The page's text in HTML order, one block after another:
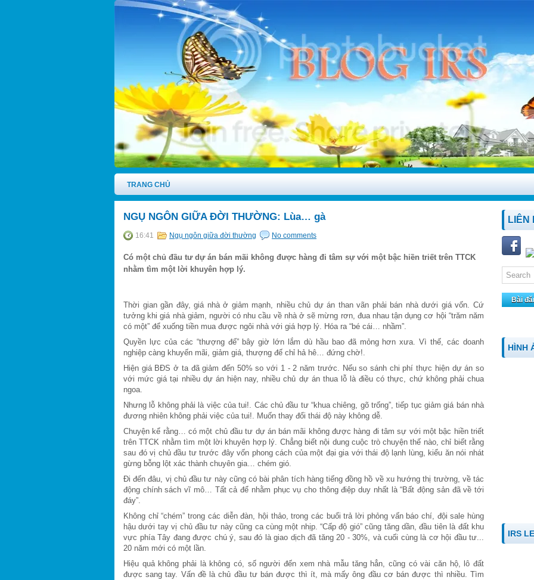
TRANG CHỦ
NGỤ NGÔN GIỮA ĐỜI THƯỜNG: Lùa… gà
16:41 Ngụ ngôn giữa đời thường No comments
Có một chủ đầu tư dự án bán mãi không được hàng đi tâm sự với một bậc hiền triết trên TTCK
nhằm tìm một lời khuyên hợp lý.
Thời gian gần đây, giá nhà ở giảm mạnh, nhiều chủ dự án than vãn phải bán nhà dưới giá vốn. Cứ
tưởng khi giá nhà giảm, người có nhu cầu về nhà ở sẽ mừng rơn, đua nhau tận dụng cơ hội “trăm năm
có một” để xuống tiền mua được ngôi nhà với giá hợp lý. Hóa ra “bé cái… nhầm”.
Quyền lực của các “thượng đế” bây giờ lớn lắm dù hầu bao đã mỏng hơn xưa. Vì thế, các doanh
nghiệp càng khuyến mãi, giảm giá, thượng đế chỉ hả hê… đứng chờ!.
Hiện giá BĐS ở ta đã giảm đến 50% so với 1 - 2 năm trước. Nếu so sánh chi phí thực hiện dự án so
với mức giá tại nhiều dự án hiện nay, nhiều chủ dự án thua lỗ là điều có thực, chứ không phải chua
ngoa.
Nhưng lỗ không phải là việc của tui!. Các chủ đầu tư “khua chiêng, gõ trống”, tiếp tục giảm giá bán nhà
đương nhiên không phải việc của tui!. Muốn thay đổi thái độ này không dễ.
Chuyện kể rằng… có một chủ đầu tư dự án bán mãi không được hàng đi tâm sự với một bậc hiền triết
trên TTCK nhằm tìm một lời khuyên hợp lý. Chẳng biết nội dung cuộc trò chuyện thế nào, chỉ biết rằng
sau đó vị chủ đầu tư trước đây vốn phong cách của một đại gia với thái độ lạnh lùng, kiểu ăn nói nhát
gừng bỗng lột xác thành chuyên gia… chém gió.
Đi đến đâu, vị chủ đầu tư này cũng có bài phân tích hàng tiếng đồng hồ về xu hướng thị trường, về tác
động chính sách vĩ mô… Tất cả để nhằm phục vụ cho thông điệp duy nhất là “Bất động sản đã về tới
đáy”.
Không chỉ “chém” trong các diễn đàn, hội thảo, trong các buổi trả lời phỏng vấn báo chí, đội sale hùng
hậu dưới tay vị chủ đầu tư này cũng ca cùng một nhịp. “Cấp độ gió” cũng tăng dần, đầu tiên là đất khu
vực phía Tây đang được chú ý, sau đó là giao dịch đã tăng 20 - 30%, và cuối cùng là cơ hội đầu tư...
20 năm mới có một lần.
Hiệu quả không phải là không có, số người đến xem nhà mẫu tăng hẳn, cũng có vài căn hộ, lô đất
được sang tay. Vấn đề là chủ đầu tư bán được thì ít, mà mấy ông đầu cơ bán được thì nhiều. Tìm
LIÊN
Bài
HÌNH
IRS